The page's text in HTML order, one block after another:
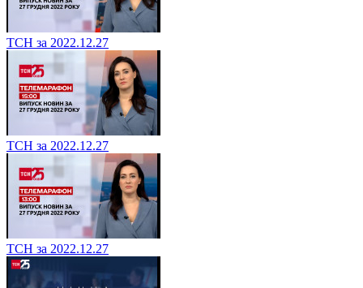
ТСН за 2022.12.27
ТСН за 2022.12.27
ТСН за 2022.12.27